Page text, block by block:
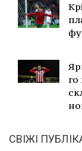
го
СВІЖІ